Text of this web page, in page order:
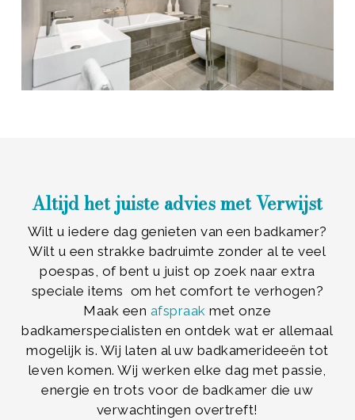
Altijd het juiste advies met Verwijst
Wilt u iedere dag genieten van een badkamer?
Wilt u een strakke badruimte zonder al te veel
poespas, of bent u juist op zoek naar extra
speciale items om het comfort te verhogen?
Maak een afspraak met onze
badkamerspecialisten en ontdek wat er allemaal
mogelijk is. Wij laten al uw badkamerideeën tot
leven komen. Wij werken elke dag met passie,
energie en trots voor de badkamer die uw
verwachtingen overtreft!